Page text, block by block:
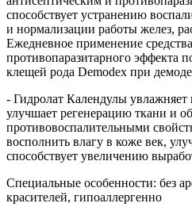
способствует устранению
и нормализации работы желез,
Ежедневное применение средства
противопаразитарного эффекта
клещей рода Demodeх при
- Гидролат Календулы увлажняет
улучшает регенерацию ткани и
противовоспалительными
восполнить влагу в коже век,
способствует увеличению
Специальные особенности: без
красителей, гипоаллергенно